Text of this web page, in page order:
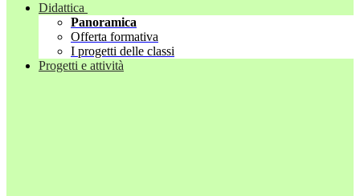
Didattica
Panoramica
Offerta formativa
I progetti delle classi
Progetti e attività